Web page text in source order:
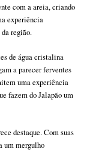
com a areia, criando
experiência
região.
de água cristalina
a parecer ferventes
uma experiência
fazem do Jalapão um
destaque. Com suas
um mergulho